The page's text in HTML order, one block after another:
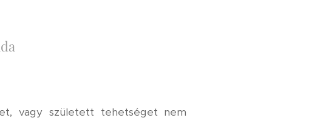
vagy született tehetséget nem